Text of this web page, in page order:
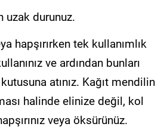
uzak durunuz.
hapşırırken tek kullanımlık
ve ardından bunları
atınız. Kağıt mendilin
halinde elinize değil, kol
veya öksürünüz.